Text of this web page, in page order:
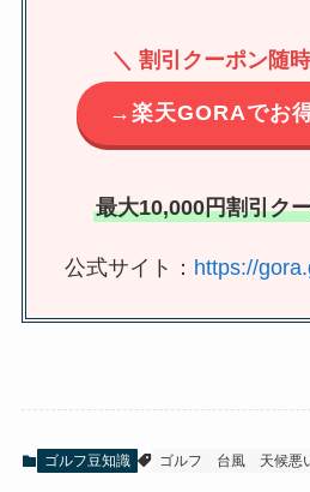
＼ 割引クーポン随
→楽天GORAでお
最大10,000円割引ク
公式サイト： https://
ゴルフ豆知識 ゴルフ 台風 天候悪